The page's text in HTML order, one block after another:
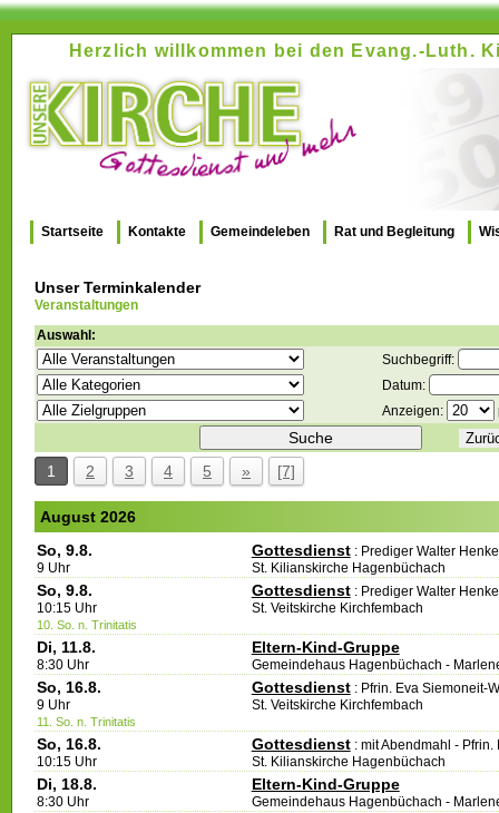
Herzlich willkommen bei den Evang.-Luth.
Startseite Kontakte Gemeindeleben Rat und Begleitung
Unser Terminkalender
Veranstaltungen
Auswahl:
Suchbegriff:
Datum:
Anzeigen:
Suche
1 2 3 4 5 » [7]
August 2026
So, 9.8.
9 Uhr
Gottesdienst: Prediger Walter
St. Kilianskirche Hagenbüchach
So, 9.8.
10:15 Uhr
10. So. n. Trinitatis
Gottesdienst: Prediger Walter
St. Veitskirche Kirchfembach
Di, 11.8.
8:30 Uhr
Eltern-Kind-Gruppe
Gemeindehaus Hagenbüchach
So, 16.8.
9 Uhr
11. So. n. Trinitatis
Gottesdienst: Pfrin. Eva Siemoneit-
St. Veitskirche Kirchfembach
So, 16.8.
10:15 Uhr
Gottesdienst: mit Abendmahl -
St. Kilianskirche Hagenbüchach
Di, 18.8.
8:30 Uhr
Eltern-Kind-Gruppe
Gemeindehaus Hagenbüchach